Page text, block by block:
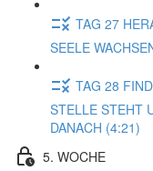
TAG 27
SEELE
TAG 28
STELLE STEHT
DANACH (4:21)
5. WOCHE